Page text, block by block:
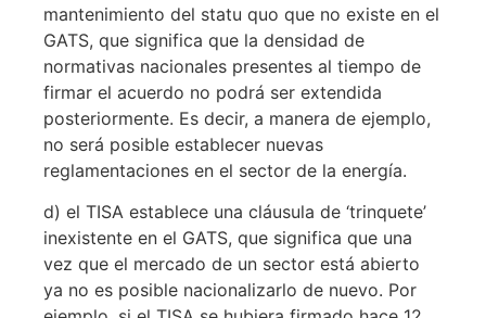
mantenimiento del statu quo que no existe en el
GATS, que significa que la densidad de
normativas nacionales presentes al tiempo de
firmar el acuerdo no podrá ser extendida
posteriormente. Es decir, a manera de ejemplo,
no será posible establecer nuevas
reglamentaciones en el sector de la energía.
d) el TISA establece una cláusula de ‘trinquete’
inexistente en el GATS, que significa que una
vez que el mercado de un sector está abierto
ya no es posible nacionalizarlo de nuevo. Por